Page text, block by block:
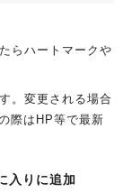
らハートマークや
。変更される場合
際はHP等で最新
入りに追加